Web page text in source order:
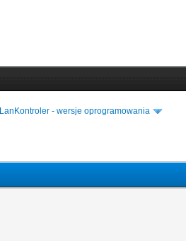
LanKontroler - wersje oprogramowania